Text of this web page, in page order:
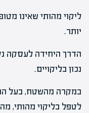
ליקוי מהותי שאינו
יותר.
הדרך היחידה לעסקה
נכון בליקויים.
במקרה מהשטח, בעל
לטפל בליקוי מהותי,